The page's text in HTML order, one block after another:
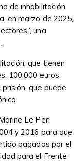
de inhabilitación
en marzo de 2025,
una
que tienen
100.000 euros
que puede
Le Pen
y 2016 para que
pagados por el
para el Frente